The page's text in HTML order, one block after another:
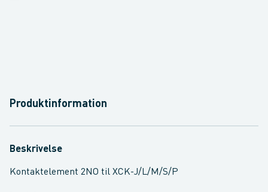
Produktinformation
Beskrivelse
Kontaktelement 2NO til XCK-J/L/M/S/P